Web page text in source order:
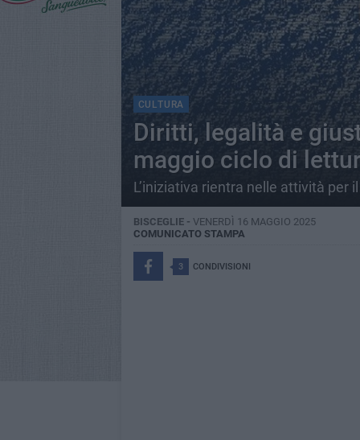
CULTURA
Diritti, legalità e
maggio ciclo di
L’iniziativa rientra nelle attività per
BISCEGLIE - VENERDÌ 16 MAGGIO 2025
COMUNICATO STAMPA
3 CONDIVISIONI